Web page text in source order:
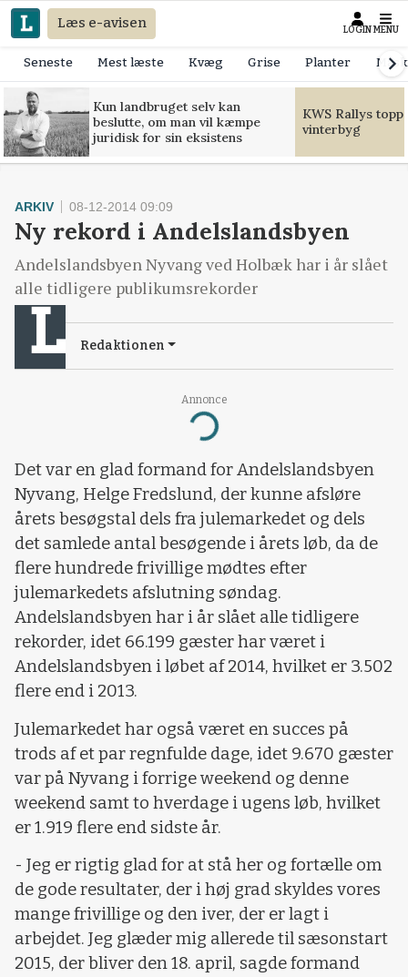
Læs e-avisen LOGIN MENU
Seneste Mest læste Kvæg Grise Planter
Kun landbruget selv kan
beslutte, om man vil kæmpe
juridisk for sin eksistens
KWS Rallys
vinterbyg
Annonce
Loading...
ARKIV 08-12-2014 09:09
Ny rekord i Andelslandsbyen
Andelslandsbyen Nyvang ved Holbæk har i år slået
alle tidligere publikumsrekorder
Redaktionen
Det var en glad formand for Andelslandsbyen
Nyvang, Helge Fredslund, der kunne afsløre
årets besøgstal dels fra julemarkedet og dels
det samlede antal besøgende i årets løb, da de
flere hundrede frivillige mødtes efter
julemarkedets afslutning søndag.
Andelslandsbyen har i år slået alle tidligere
rekorder, idet 66.199 gæster har været i
Andelslandsbyen i løbet af 2014, hvilket er 3.502
flere end i 2013.
Julemarkedet har også været en succes på
trods af et par regnfulde dage, idet 9.670 gæster
var på Nyvang i forrige weekend og denne
weekend samt to hverdage i ugens løb, hvilket
er 1.919 flere end sidste år.
- Jeg er rigtig glad for at stå her og fortælle om
de gode resultater, der i høj grad skyldes vores
mange frivillige og den iver, der er lagt i
arbejdet. Jeg glæder mig allerede til sæsonstart
2015, der bliver den 18. april, sagde formand